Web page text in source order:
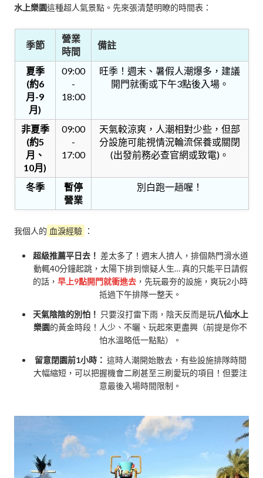
水上樂園這種超人氣景點。先來張清楚明瞭的時間表：
季節
營業
時間
備註
夏季
(約6
月-9
月)
09:00
-
18:00
旺季！週末、暑假人潮爆多，建議
開門就衝或下午3點後入場。
非夏季
(約5
月、
10月)
09:00
-
17:00
天氣較涼爽，人潮相對少些，但部
分設施可能視情況輪流保養或關閉
(出發前務必查官網或致電)。
冬季
暫停
營業
別白跑一趟喔！
我個人的 血淚經驗 ：
超級推薦平日去！ 差太多了！週末人擠人，排個熱門滑水道
動輒40分鐘起跳，太陽下排到懷疑人生… 真的只能平日請假
的話， 早上9點開門就衝進去 ，先玩最夯的設施，爽玩2小時
抵過下午排隊一整天。
天氣陰陰的別怕！ 只要沒打雷下雨，陰天反而是玩八仙水上
樂園的黃金時段！人少、不曬、玩起來更盡興（前提是你不
怕水溫略低一點點）。
留意閉園前1小時： 這時人潮開始散去，有些設施排隊時間
大幅縮短，可以把握機會二刷甚至三刷愛玩的項目！但要注
意最後入場時間限制。